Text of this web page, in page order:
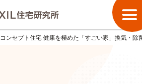
コンセプト住宅 健康を極めた「すごい家」換気・